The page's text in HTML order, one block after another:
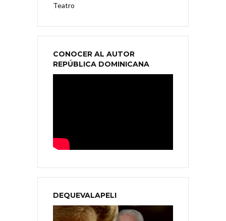
Teatro
CONOCER AL AUTOR
REPÚBLICA DOMINICANA
DEQUEVALAPELI